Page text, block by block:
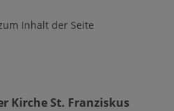
A
Inhalt der Seite
Kirche St. Franziskus